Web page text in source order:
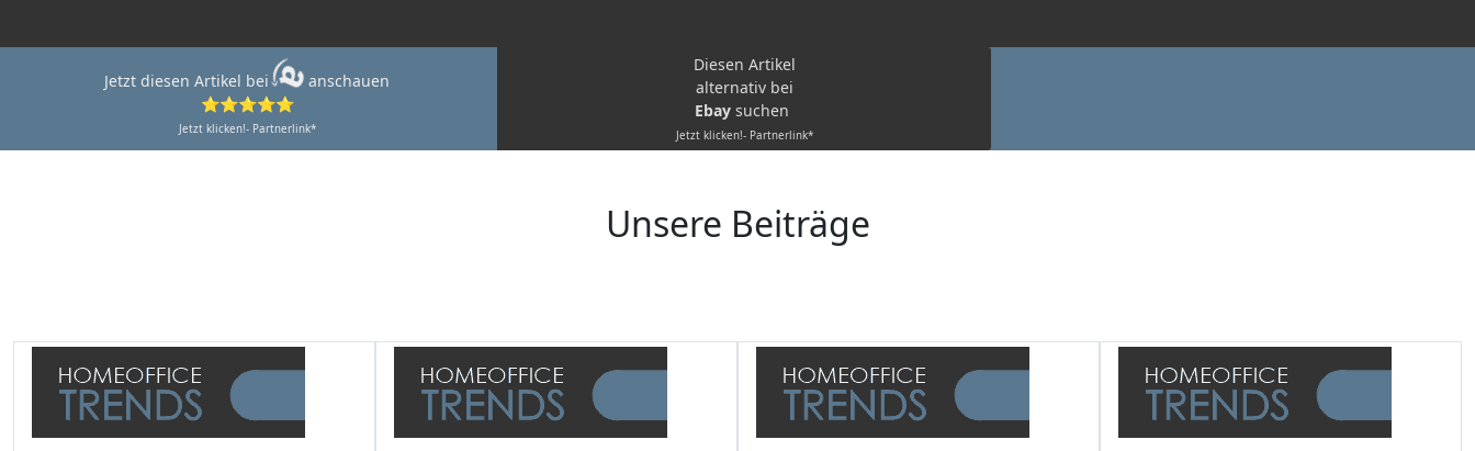
Jetzt diesen Artikel bei
anschauen
⭐⭐⭐⭐⭐
Jetzt klicken!- Partnerlink*
Diesen Artikel
alternativ bei
Ebay suchen
Jetzt klicken!- Partnerlink*
Unsere Beiträge